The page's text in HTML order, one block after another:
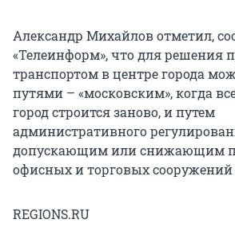
Александр Михайлов отметил,
«Телеинформ», что для решения
транспортом в центре города
путями – «московским», когда
город строится заново, и путем
административного
допускающим или снижающим
офисных и торговых сооружений
REGIONS.RU